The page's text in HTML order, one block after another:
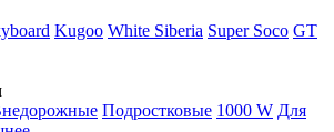
Kugoo White Siberia Super Soco GT
Подростковые 1000 W Для